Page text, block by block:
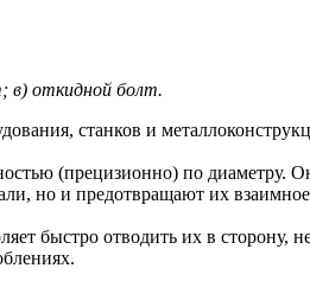
в) откидной болт.
станков и
(прецизионно) по диаметру.
но и предотвращают их
быстро отводить их в